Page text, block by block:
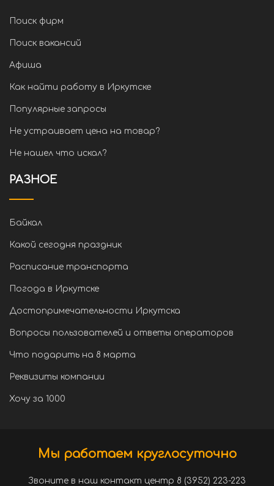
Поиск фирм
Поиск вакансий
Афиша
Как найти работу в Иркутске
Популярные запросы
Не устраивает цена на товар?
Не нашел что искал?
РАЗНОЕ
Байкал
Какой сегодня праздник
Расписание транспорта
Погода в Иркутске
Достопримечательности Иркутска
Вопросы пользователей и ответы операторов
Что подарить на 8 марта
Реквизиты компании
Хочу за 1000
Мы работаем круглосуточно
Звоните в наш контакт центр 8 (3952) 223-223